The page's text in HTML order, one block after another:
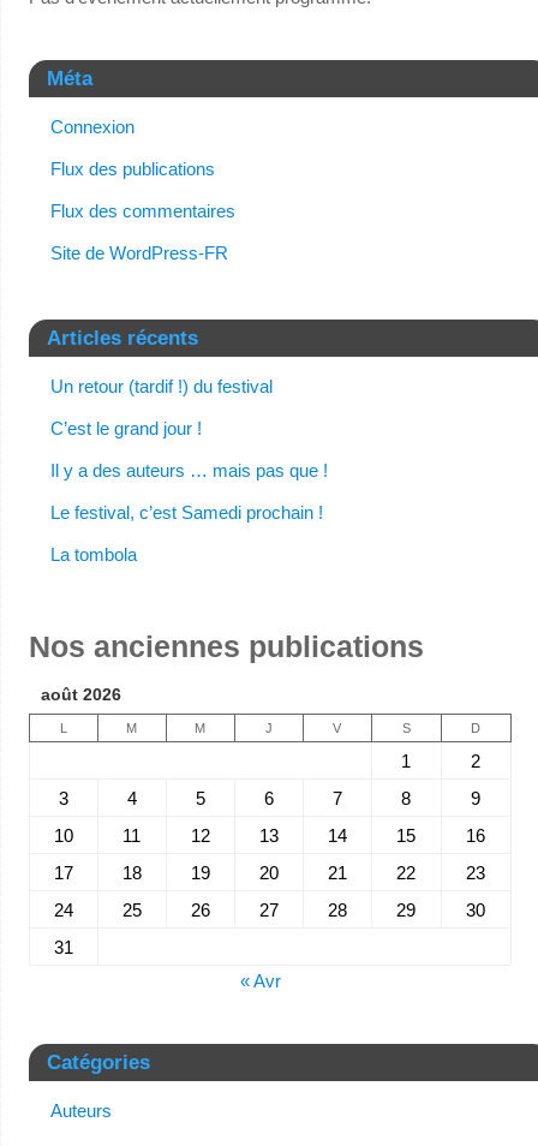
Méta
Connexion
Flux des publications
Flux des commentaires
Site de WordPress-FR
Articles récents
Un retour (tardif !) du festival
C’est le grand jour !
Il y a des auteurs … mais pas que !
Le festival, c’est Samedi prochain !
La tombola
Nos anciennes publications
août 2026
L M M J V S D
1
2
3
4 5 6 7 8
9
10
11 12 13 14 15
16
17
18 19 20 21 22
23
24
25 26 27 28 29
30
31
« Avr
Catégories
Auteurs